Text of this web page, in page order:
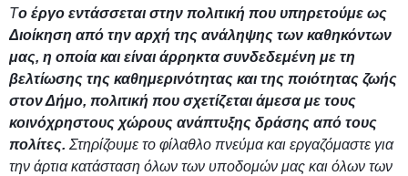
Το έργο εντάσσεται στην πολιτική που υπηρετούμε ως
Διοίκηση από την αρχή της ανάληψης των καθηκόντων
μας, η οποία και είναι άρρηκτα συνδεδεμένη με τη
βελτίωσης της καθημερινότητας και της ποιότητας ζωής
στον Δήμο, πολιτική που σχετίζεται άμεσα με τους
κοινόχρηστους χώρους ανάπτυξης δράσης από τους
πολίτες. Στηρίζουμε το φίλαθλο πνεύμα και εργαζόμαστε για
την άρτια κατάσταση όλων των υποδομών μας και όλων των